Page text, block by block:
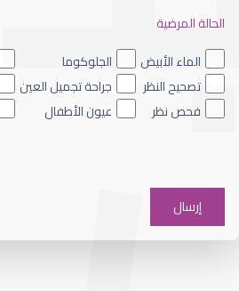
ضعف نظر العين اليسرى
الحالة المرضية
الماء الأبيض
الجلوكوما
تصحيح النظر
جراحة تجميل العين
فحص نظر
عيون الأطفال